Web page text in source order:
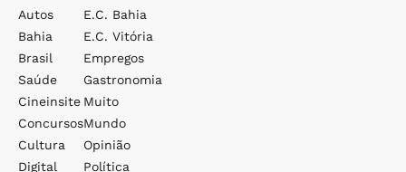
Autos
Bahia
Brasil
Saúde
Cineinsite
Concursos
Cultura
Digital
E.c. Bahia
E.c. Vitória
Empregos
Gastronomia
Muito
Mundo
Opinião
Política